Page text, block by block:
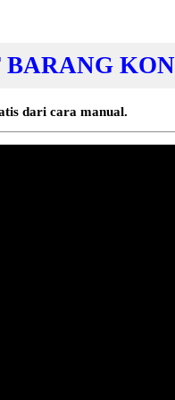
dari cara manual.